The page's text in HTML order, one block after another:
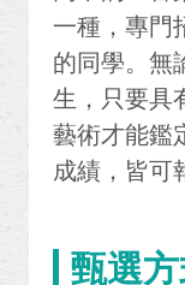
一種，專門
的同學。無
生，只要具
藝術才能鑑
成績，皆可
甄選